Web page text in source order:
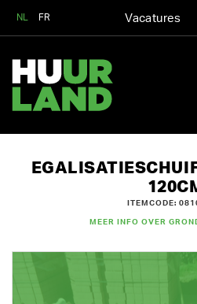
NL FR Vacatures
ITEMCODE:
MEER INFO OVER